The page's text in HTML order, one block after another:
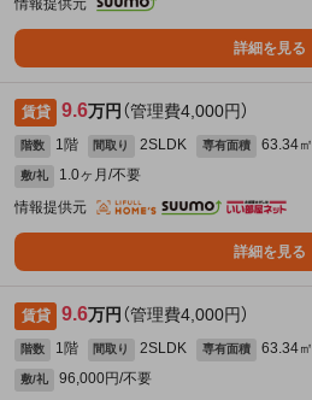
詳細を見る
賃貸 9.6万円 （管理費4,000円）
階数 1階 間取り 2SLDK 専有面積 63.34㎡
敷/礼
1.0ヶ月/不要
情報提供元
詳細を見る
賃貸 9.6万円 （管理費4,000円）
階数 1階 間取り 2SLDK 専有面積 63.34㎡
敷/礼
96,000円/不要